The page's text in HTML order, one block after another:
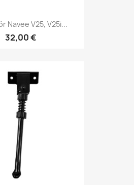
Navee V25, V25i...
32,00 €